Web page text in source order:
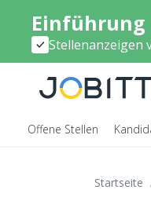
Einführung
Stellenanzeigen
Offene Stellen
Startseite